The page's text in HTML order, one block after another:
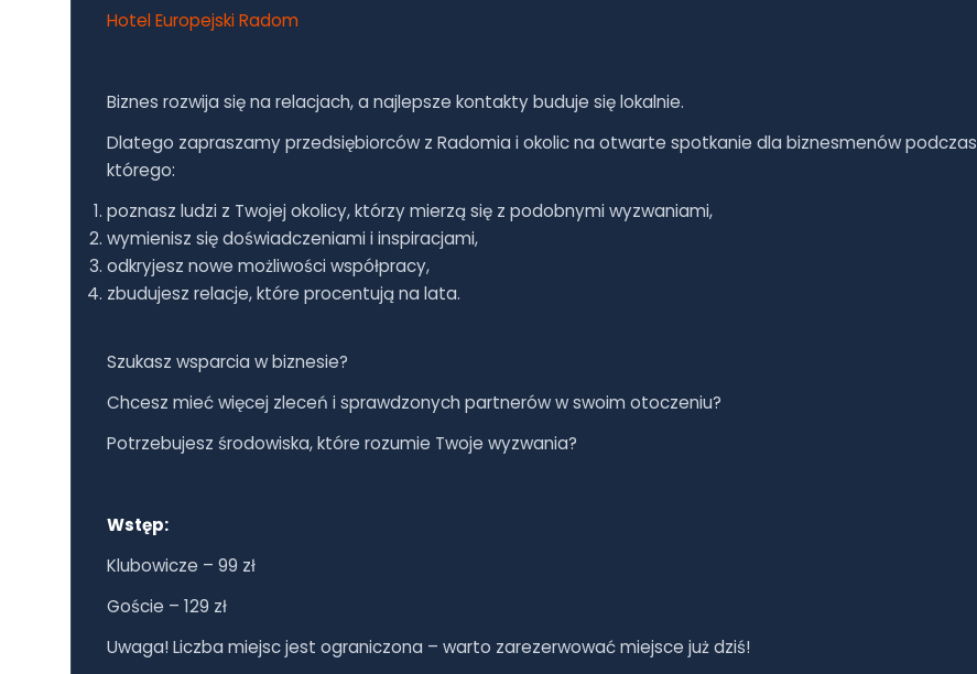
Hotel Europejski Radom
Biznes rozwija się na relacjach, a najlepsze kontakty buduje się lokalnie.
Dlatego zapraszamy przedsiębiorców z Radomia i okolic na otwarte spotkanie dla biznesmenów podczas
którego:
poznasz ludzi z Twojej okolicy, którzy mierzą się z podobnymi wyzwaniami,
wymienisz się doświadczeniami i inspiracjami,
odkryjesz nowe możliwości współpracy,
zbudujesz relacje, które procentują na lata.
Szukasz wsparcia w biznesie?
Chcesz mieć więcej zleceń i sprawdzonych partnerów w swoim otoczeniu?
Potrzebujesz środowiska, które rozumie Twoje wyzwania?
Wstęp:
Klubowicze – 99 zł
Goście – 129 zł
Uwaga! Liczba miejsc jest ograniczona – warto zarezerwować miejsce już dziś!